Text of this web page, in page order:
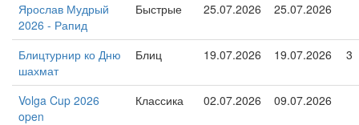
Ярослав Мудрый
2026 - Рапид
Быстрые 25.07.2026 25.07.2026
Блицтурнир ко Дню
шахмат
Блиц 19.07.2026 19.07.2026 3
Volga Cup 2026
open
Классика 02.07.2026 09.07.2026